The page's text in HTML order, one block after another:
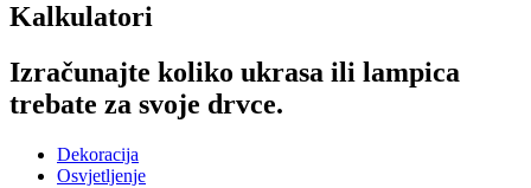
Kalkulatori
Izračunajte koliko ukrasa ili lampica
trebate za svoje drvce.
Dekoracija
Osvjetljenje